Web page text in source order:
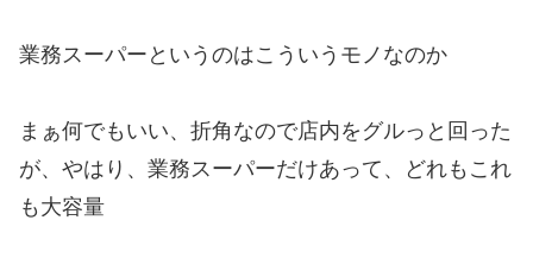
業務スーパーというのはこういうモノなのか
まぁ何でもいい、折角なので店内をグルっと回った
が、やはり、業務スーパーだけあって、どれもこれ
も大容量